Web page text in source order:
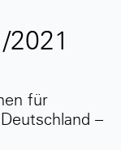
2021
für
–